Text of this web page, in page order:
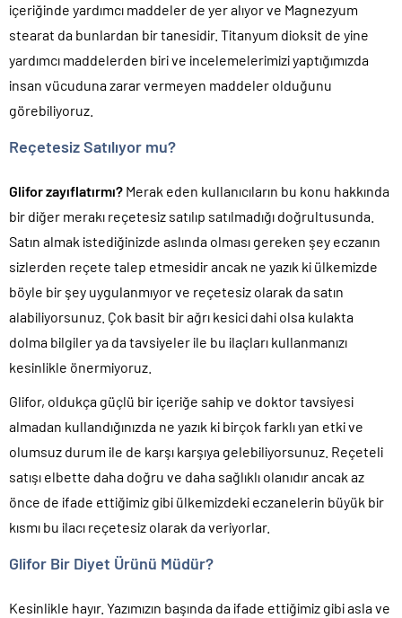
içeriğinde yardımcı maddeler de yer alıyor ve Magnezyum
stearat da bunlardan bir tanesidir. Titanyum dioksit de yine
yardımcı maddelerden biri ve incelemelerimizi yaptığımızda
insan vücuduna zarar vermeyen maddeler olduğunu
görebiliyoruz.
Reçetesiz Satılıyor mu?
Glifor zayıflatırmı? Merak eden kullanıcıların bu konu hakkında
bir diğer merakı reçetesiz satılıp satılmadığı doğrultusunda.
Satın almak istediğinizde aslında olması gereken şey eczanın
sizlerden reçete talep etmesidir ancak ne yazık ki ülkemizde
böyle bir şey uygulanmıyor ve reçetesiz olarak da satın
alabiliyorsunuz. Çok basit bir ağrı kesici dahi olsa kulakta
dolma bilgiler ya da tavsiyeler ile bu ilaçları kullanmanızı
kesinlikle önermiyoruz.
Glifor, oldukça güçlü bir içeriğe sahip ve doktor tavsiyesi
almadan kullandığınızda ne yazık ki birçok farklı yan etki ve
olumsuz durum ile de karşı karşıya gelebiliyorsunuz. Reçeteli
satışı elbette daha doğru ve daha sağlıklı olanıdır ancak az
önce de ifade ettiğimiz gibi ülkemizdeki eczanelerin büyük bir
kısmı bu ilacı reçetesiz olarak da veriyorlar.
Glifor Bir Diyet Ürünü Müdür?
Kesinlikle hayır. Yazımızın başında da ifade ettiğimiz gibi asla ve